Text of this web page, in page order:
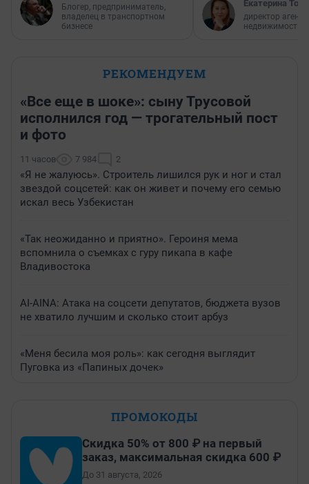
Блогер, предприниматель,
владелец в транспортном
бизнесе
Екатерина
директор
недвижимости
РЕКОМЕНДУЕМ
«Все еще в шоке»: сыну Трусовой
исполнился год — трогательный пост
и фото
11 часов 7 984 2
«Я не жалуюсь». Строитель лишился рук и ног и стал
звездой соцсетей: как он живет и почему его семью
искал весь Узбекистан
«Так неожиданно и приятно». Героиня мема
вспомнила о съемках с гуру пикапа в кафе
Владивостока
AI-AINA: Атака на соцсети депутатов, бюджета вузов
не хватило лучшим и сколько стоит арбуз
«Меня бесила моя роль»: как сегодня выглядит
Пуговка из «Папиных дочек»
ПРОМОКОДЫ
Скидка 50% от 800 ₽ на первый
заказ, максимальная скидка 600 ₽
До 31 августа, 2026